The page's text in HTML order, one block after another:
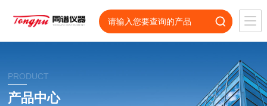
PRODUCT
产品中心